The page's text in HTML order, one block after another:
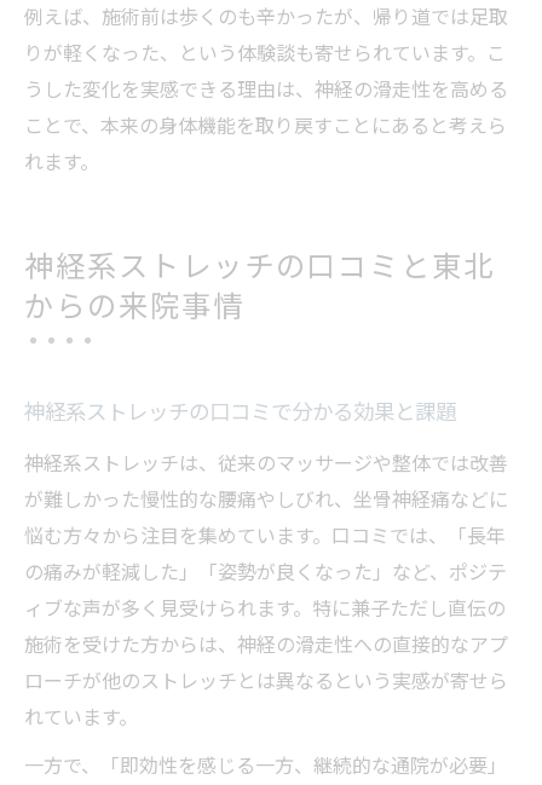
例えば、施術前は歩くのも辛かったが、帰り道では足取
りが軽くなった、という体験談も寄せられています。こ
うした変化を実感できる理由は、神経の滑走性を高める
ことで、本来の身体機能を取り戻すことにあると考えら
れます。
神経系ストレッチの口コミと東北
からの来院事情
神経系ストレッチの口コミで分かる効果と課題
神経系ストレッチは、従来のマッサージや整体では改善
が難しかった慢性的な腰痛やしびれ、坐骨神経痛などに
悩む方々から注目を集めています。口コミでは、「長年
の痛みが軽減した」「姿勢が良くなった」など、ポジテ
ィブな声が多く見受けられます。特に兼子ただし直伝の
施術を受けた方からは、神経の滑走性への直接的なアプ
ローチが他のストレッチとは異なるという実感が寄せら
れています。
一方で、「即効性を感じる一方、継続的な通院が必要」